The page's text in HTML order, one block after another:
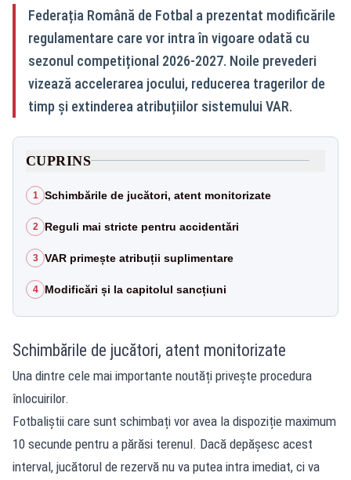
Federația Română de Fotbal a prezentat modificările
regulamentare care vor intra în vigoare odată cu
sezonul competițional 2026-2027. Noile prevederi
vizează accelerarea jocului, reducerea tragerilor de
timp și extinderea atribuțiilor sistemului VAR.
CUPRINS
1 Schimbările de jucători, atent monitorizate
2 Reguli mai stricte pentru accidentări
3 VAR primește atribuții suplimentare
4 Modificări și la capitolul sancțiuni
Schimbările de jucători, atent monitorizate
Una dintre cele mai importante noutăți privește procedura
înlocuirilor.
Fotbaliștii care sunt schimbați vor avea la dispoziție maximum
10 secunde pentru a părăsi terenul. Dacă depășesc acest
interval, jucătorul de rezervă nu va putea intra imediat, ci va